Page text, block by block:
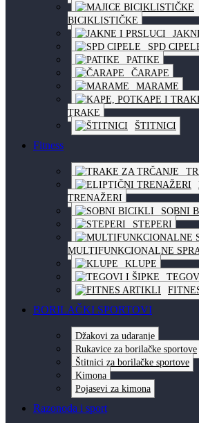
BICIKLISTIČKE
SPD
PATIKE
ČARAPE
MARAME
TRAKE
ŠTITNICI
Fitness
TRENAŽERI
SOBNI
STEPERI
MULTIFUNKCIONALNE
KLUPE
BORILAČKI SPORTOVI
Džakovi za udaranje
Rukavice za borilačke sportove
Štitnici za borilačke sportove
Kimona
Pojasevi za kimona
Razonoda i sport